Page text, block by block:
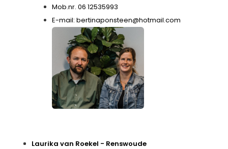
Mob.nr. 06 12535993
E-mail:bertinaponsteen@hotmail.com
Laurika van Roekel - Renswoude